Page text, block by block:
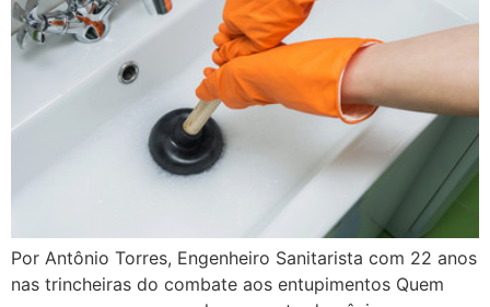
Por Antônio Torres, Engenheiro Sanitarista com 22 anos
nas trincheiras do combate aos entupimentos Quem